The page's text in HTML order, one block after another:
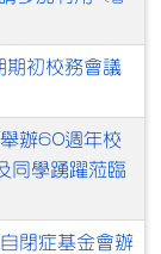
初校務會議
辦60週年校
同學踴躍蒞臨
閉症基金會辦